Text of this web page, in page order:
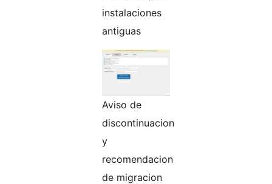
instalaciones
antiguas
Aviso de
discontinuacion
y
recomendacion
de migracion